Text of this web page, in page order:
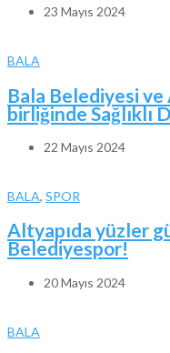
23 Mayıs 2024
BALA
Bala Belediyesi
birliğinde Sağlıklı
22 Mayıs 2024
BALA, SPOR
Altyapıda yüzler
Belediyespor!
20 Mayıs 2024
BALA